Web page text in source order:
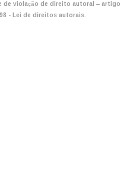
de violação de direito autoral – artigo
- Lei de direitos autorais.